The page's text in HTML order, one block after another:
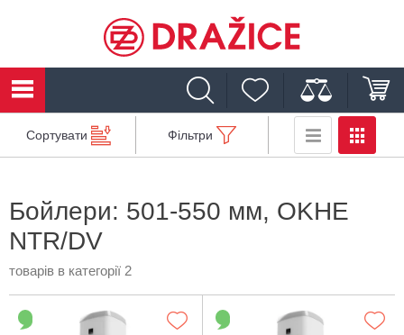
Сортувати Фільтри
Бойлери: 501-550 мм, OKHE
NTR/DV
товарів в категорії 2